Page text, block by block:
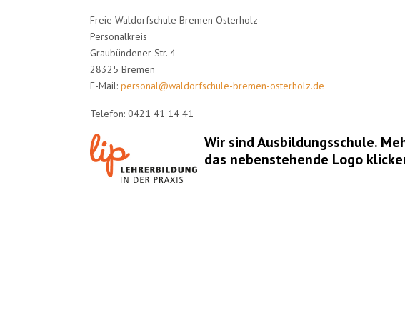
Freie Waldorfschule Bremen Osterholz
Personalkreis
Graubündener Str. 4
28325 Bremen
E-Mail: personal@waldorfschule-bremen-osterholz.de
Telefon: 0421 41 14 41
Wir sind Ausbildungsschule.
das nebenstehende Logo